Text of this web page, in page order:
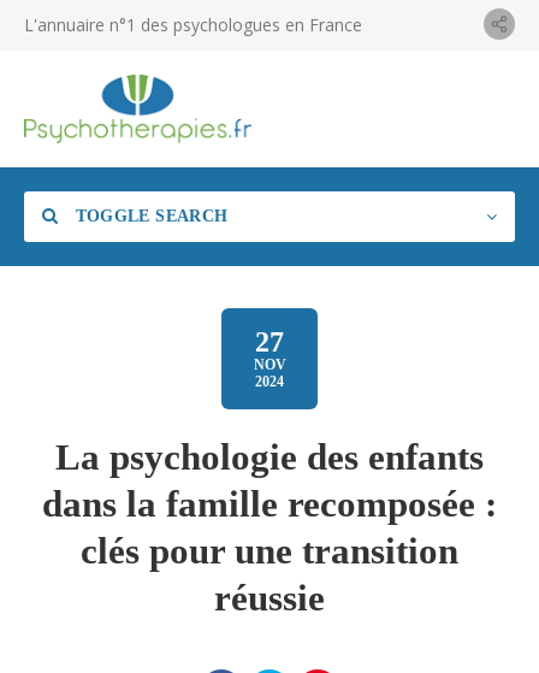
L'annuaire n°1 des psychologues en France
TOGGLE SEARCH
27
NOV
2024
La psychologie des enfants
dans la famille recomposée :
clés pour une transition
réussie